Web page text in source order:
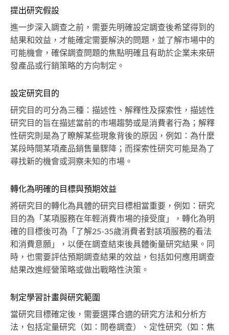
提出研究假設
進一步深入調查之前，需要先明確設定調查後希望得到的
結果和效益，才能確定需要解決的問題，並了解市場中的
可能機會，確保調查問題的焦點明確且有助於企業未來研
發產品或行銷策略的方向制定。
設定研究目的
研究目的可分為三種：描述性、解釋性及探索性，描述性
研究目的旨在描述當前的市場趨勢或是消費者行為；解釋
性研究則是為了瞭解某些現象背後的原因，例如：為什麼
某段時間某項產品銷售量驟降；而探索性研究可能是為了
尋找新的機會或洞察未知的市場。
轉化為明確的目標與預期效益
將研究目的轉化為具體的研究目標相當重要，例如：研究
目的為「某項服務在年輕消費市場的接受度」，轉化為明
確的目標後可為「了解25-35歲消費者對該項服務的看法
和消費意願」，以便在調查結束後具體衡量研究結果。同
時，也需要評估預期調查結果的效益，包括如何應用調查
結果改進經營策略或做出戰略性決策。
制定學習計畫與研究範圍
當研究目標確定後，需要選擇合適的研究方法和分析方
法，包括定量研究（如：問卷調查）、定性研究（如：焦